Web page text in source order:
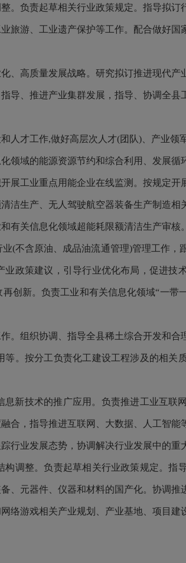
。负责起草相关行业政策规定。指导拟
旅游、工业遗产保护等工作。配合做好
、高质量发展战略。研究拟订推进现代
导、推进产业集群发展，指导、协调全
人才工作,做好高层次人才(团队)、产业领
领域的能源资源节约和综合利用、发展
展工业重点用能企业在线监测。按规定
生产、无人驾驶航空器装备生产制造相
有关信息化领域超能耗限额清洁生产审核。
(不含原油、成品油流通管理)管理工作，
政策建议，引导行业优化布局，促进技
创新。负责工业和有关信息化领域“一带
。组织协调、指导全县稀土综合开发和合
。按分工负责化工建设工程涉及的相关
新技术的推广应用。负责推进工业互联
，指导推进互联网、大数据、人工智能
行业发展态势，协调解决行业发展中的
调整。负责起草相关行业政策规定。指
、元器件、仪器和材料的国产化。协调
络游戏相关产业规划、产业基地、项目